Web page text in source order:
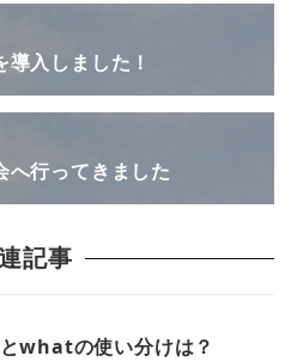
入しました！
へ行ってきました
記事
whatの使い分けは？